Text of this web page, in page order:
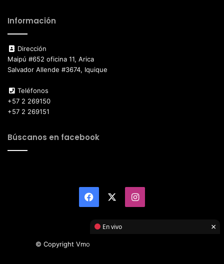
Información
Dirección
Maipú #652 oficina 11, Arica
Salvador Allende #3674, Iquique
Teléfonos
+57 2 269150
+57 2 269151
Búscanos en facebook
Facebook Instagram
© Copyright Vmotor TI 2026, All Rights Reserved
En vivo ×